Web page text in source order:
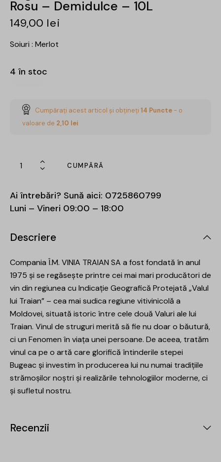
Rosu – Demidulce – 10L
149,00 lei
Soiuri : Merlot
4 în stoc
Cumpărați acest articol și obțineți 14 Puncte - o
valoare de 2,10 lei
CUMPĂRĂ
Ai întrebări? Sună aici: 0725860799
Luni – Vineri 09:00 – 18:00
Descriere
Compania Î.M. VINIA TRAIAN SA a fost fondată în anul
1975 și se regăsește printre cei mai mari producători de
vin din regiunea cu Indicație Geografică Protejată „Valul
lui Traian” – cea mai sudica regiune vitivinicolă a
Moldovei, situată istoric între cele două Valuri ale lui
Traian. Vinul de struguri merită să fie nu doar o băutură,
ci un Fenomen în viața unei persoane. De aceea, tratăm
vinul ca pe o artă care glorifică întinderile stepei
Bugeac și investim în producerea lui nu numai tradițiile
strămoșilor noștri și realizările tehnologiilor moderne, ci
și sufletul nostru.
Recenzii